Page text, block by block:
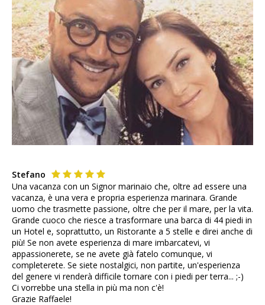
Stefano
Una vacanza con un Signor marinaio che, oltre ad essere una
vacanza, è una vera e propria esperienza marinara. Grande
uomo che trasmette passione, oltre che per il mare, per la vita.
Grande cuoco che riesce a trasformare una barca di 44 piedi in
un Hotel e, soprattutto, un Ristorante a 5 stelle e direi anche di
più! Se non avete esperienza di mare imbarcatevi, vi
appassionerete, se ne avete già fatelo comunque, vi
completerete. Se siete nostalgici, non partite, un'esperienza
del genere vi renderà difficile tornare con i piedi per terra... ;-)
Ci vorrebbe una stella in più ma non c'è!
Grazie Raffaele!